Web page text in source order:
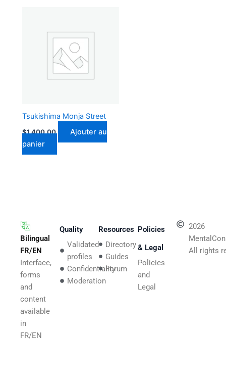
Tsukishima Monja Street
$1,400.00
Ajouter au
panier
Bilingual
FR/EN
Interface,
forms
and
content
available
in
FR/EN
Quality
Validated
profiles
Confidentiality
Moderation
Resources
Directory
Guides
Forum
Policies
& Legal
Policies
and
Legal
2026
All rights